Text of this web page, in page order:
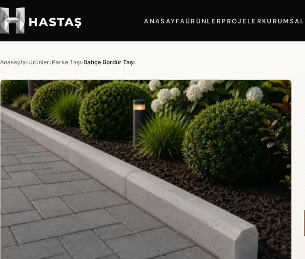
ANASAYFAÜRÜNLERPROJELERKURUMSAL
Anasayfa›Ürünler›Parke Taşı›Bahçe Bordür Taşı